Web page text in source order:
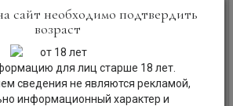
Финиш, в
Bunnahabhain, 18 Years
Old, in tube, 0.7 л.
Буннахавэн, 18-летний, в тубе
сайт необходимо подтвердить
возраст
для лиц старше 18 лет.
сведения не являются рекламой,
информационный характер и